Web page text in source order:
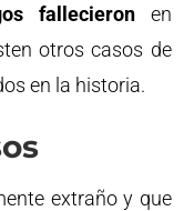
fallecieronen
otros casos de
en la historia.
extraño y que